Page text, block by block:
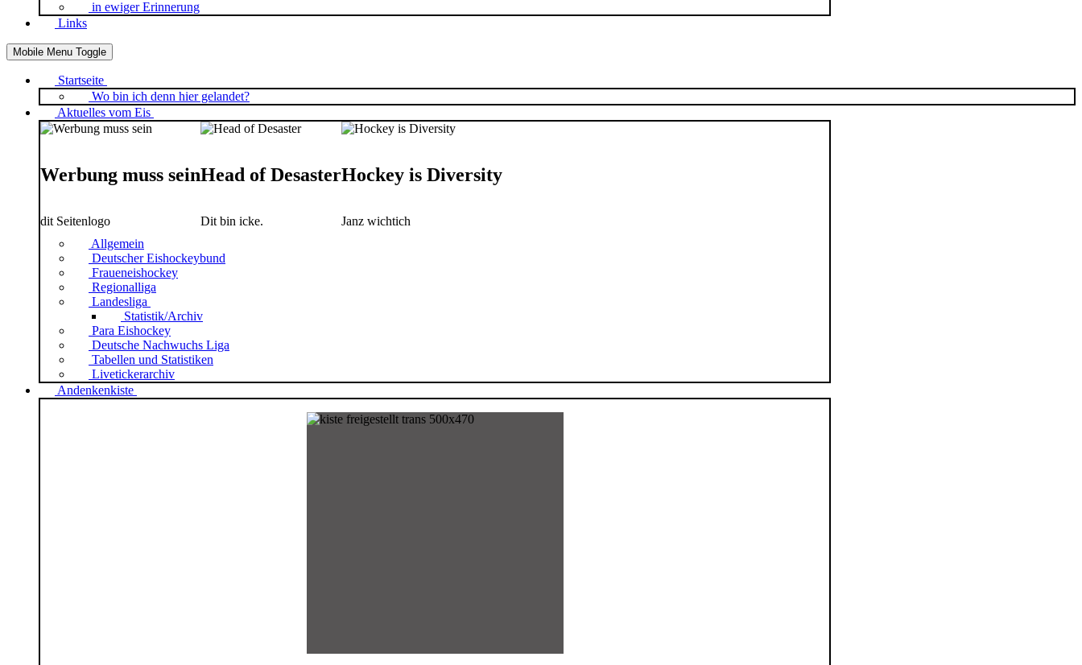
in ewiger Erinnerung
Links
Mobile Menu Toggle
Startseite
Wo bin ich denn hier gelandet?
Aktuelles vom Eis
Werbung muss sein
dit Seitenlogo
Head of Desaster
Dit bin icke.
Hockey is Diversity
Janz wichtich
Allgemein
Deutscher Eishockeybund
Fraueneishockey
Regionalliga
Landesliga
Statistik/Archiv
Para Eishockey
Deutsche Nachwuchs Liga
Tabellen und Statistiken
Livetickerarchiv
Andenkenkiste